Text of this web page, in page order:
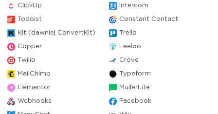
ClickUp Intercom
Todoist Constant Contact
Kit (dawniej ConvertKit) Trello
Copper Leeloo
Twilio Crove
MailChimp Typeform
Elementor MailerLite
Webhooks Facebook